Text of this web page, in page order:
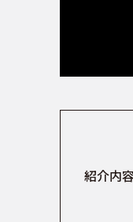
紹介内